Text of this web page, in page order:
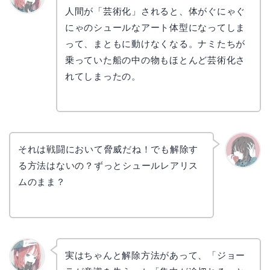
人間が「芸術化」されると、体がぐにゃぐ
にゃのシュールなアート体型になってしま
って、まともに動けなくなる。ナミたちが
乗っていた船の中の物もほとんど芸術化さ
れてしまったの。
それは戦闘において脅威だね！でも解除す
る方法はないの？ずっとシュールレアリス
ムのまま？
実はちゃんと解除方法があって、「ジョー